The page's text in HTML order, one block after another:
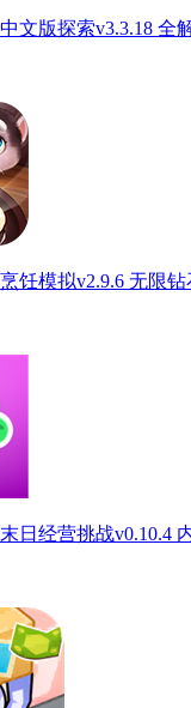
文版探索v3.3.18 全
饪模拟v2.9.6 无限钻
日经营挑战v0.10.4